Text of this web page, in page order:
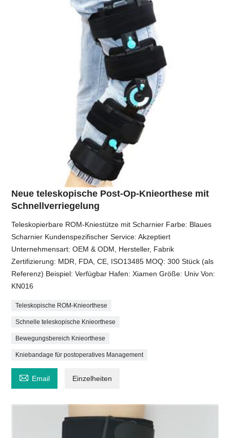
Neue teleskopische Post-Op-Knieorthese mit
Schnellverriegelung
Teleskopierbare ROM-Kniestütze mit Scharnier Farbe: Blaues
Scharnier Kundenspezifischer Service: Akzeptiert
Unternehmensart: OEM & ODM, Hersteller, Fabrik
Zertifizierung: MDR, FDA, CE, ISO13485 MOQ: 300 Stück (als
Referenz) Beispiel: Verfügbar Hafen: Xiamen Größe: Univ Von:
KN016
Teleskopische ROM-Knieorthese
Schnelle teleskopische Knieorthese
Bewegungsbereich Knieorthese
Kniebandage für postoperatives Management
 Email Einzelheiten